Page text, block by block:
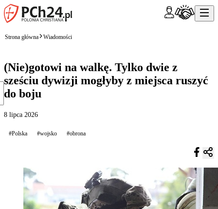
Strona główna Wiadomości
(Nie)gotowi na walkę. Tylko dwie z
sześciu dywizji mogłyby z miejsca ruszyć
do boju
8 lipca 2026
#Polska #wojsko #obrona